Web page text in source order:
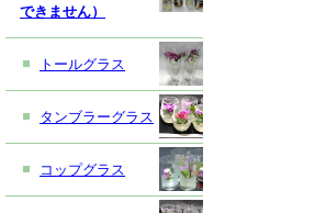
できません）
トールグラス
タンブラーグラス
コップグラス